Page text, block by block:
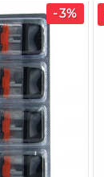
-3%